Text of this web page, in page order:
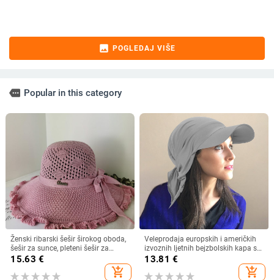
image POGLEDAJ VIŠE
more Popular in this category
Ženski ribarski šešir širokog oboda,
šešir za sunce, pleteni šešir za
sunce, šešir za odmor na plaži, šešir
15.63 €
add_shopping_cart
Veleprodaja europskih i američkih
izvoznih ljetnih bejzbolskih kapa s
vezicom na leđima, vanjski šešir,
13.81 €
add_shopping_cart